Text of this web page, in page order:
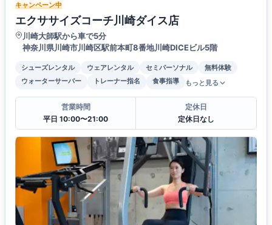
キャンペーン中
エクササイズコーチ川崎ダイス店
川崎大師駅から車で5分
神奈川県川崎市川崎区駅前本町8番地川崎DICEビル5階
シューズレンタル ウェアレンタル セミパーソナル
無料体験
ウォーターサーバー
トレーナー指名 食事指導 もっと見る
営業時間
平日 10:00〜21:00
定休日
定休日なし